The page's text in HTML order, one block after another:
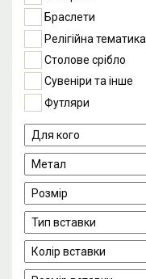
Браслети
Релігійна тематика
Столове срібло
Сувеніри та інше
Футляри